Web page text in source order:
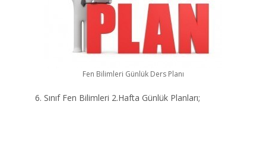
Fen Bilimleri Günlük Ders Planı
6. Sınıf Fen Bilimleri 2.Hafta Günlük Planları;